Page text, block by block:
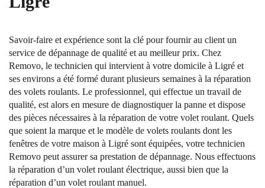
Savoir-faire et expérience sont la clé pour fournir au client un
service de dépannage de qualité et au meilleur prix. Chez
Removo, le technicien qui intervient à votre domicile à Ligré et
ses environs a été formé durant plusieurs semaines à la réparation
des volets roulants. Le professionnel, qui effectue un travail de
qualité, est alors en mesure de diagnostiquer la panne et dispose
des pièces nécessaires à la réparation de votre volet roulant. Quels
que soient la marque et le modèle de volets roulants dont les
fenêtres de votre maison à Ligré sont équipées, votre technicien
Removo peut assurer sa prestation de dépannage. Nous effectuons
la réparation d’un volet roulant électrique, aussi bien que la
réparation d’un volet roulant manuel.